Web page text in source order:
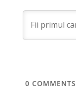
0 COMMENTS